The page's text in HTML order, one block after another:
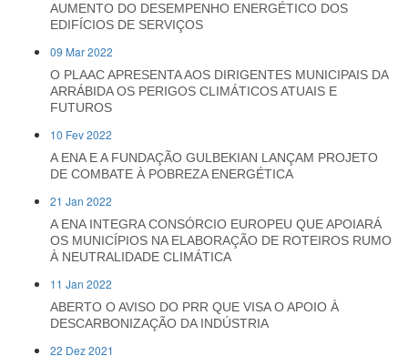
AUMENTO DO DESEMPENHO ENERGÉTICO DOS
EDIFÍCIOS DE SERVIÇOS
09 Mar 2022
O PLAAC APRESENTA AOS DIRIGENTES MUNICIPAIS DA
ARRÁBIDA OS PERIGOS CLIMÁTICOS ATUAIS E
FUTUROS
10 Fev 2022
A ENA E A FUNDAÇÃO GULBEKIAN LANÇAM PROJETO
DE COMBATE À POBREZA ENERGÉTICA
21 Jan 2022
A ENA INTEGRA CONSÓRCIO EUROPEU QUE APOIARÁ
OS MUNICÍPIOS NA ELABORAÇÃO DE ROTEIROS RUMO
À NEUTRALIDADE CLIMÁTICA
11 Jan 2022
ABERTO O AVISO DO PRR QUE VISA O APOIO À
DESCARBONIZAÇÃO DA INDÚSTRIA
22 Dez 2021